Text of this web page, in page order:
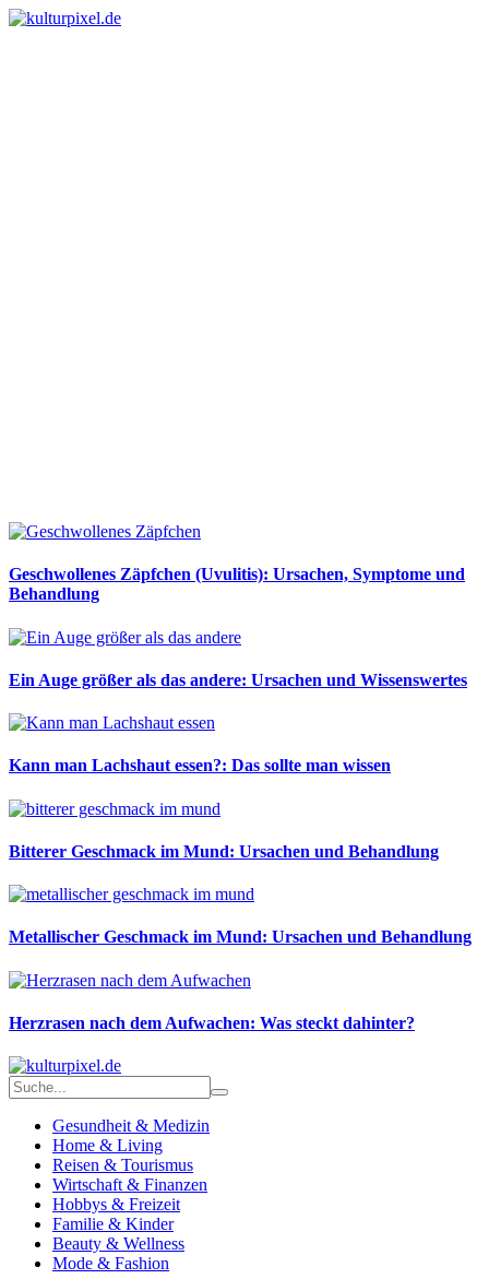
Geschwollenes Zäpfchen (Uvulitis): Ursachen, Symptome und
Behandlung
Ein Auge größer als das andere: Ursachen und Wissenswertes
Kann man Lachshaut essen?: Das sollte man wissen
Bitterer Geschmack im Mund: Ursachen und Behandlung
Metallischer Geschmack im Mund: Ursachen und Behandlung
Herzrasen nach dem Aufwachen: Was steckt dahinter?
Gesundheit & Medizin
Home & Living
Reisen & Tourismus
Wirtschaft & Finanzen
Hobbys & Freizeit
Familie & Kinder
Beauty & Wellness
Mode & Fashion